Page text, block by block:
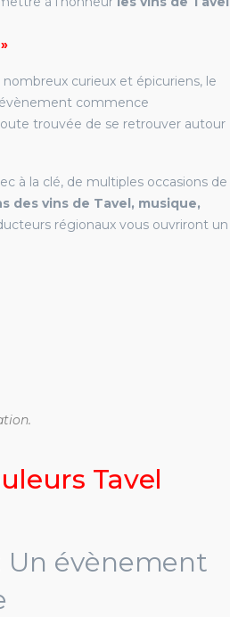
nombreux curieux et épicuriens, le
commence
trouvée de se retrouver autour
à la clé, de multiples occasions de
des vins de Tavel, musique,
régionaux vous ouvriront un
Tavel
Un évènement